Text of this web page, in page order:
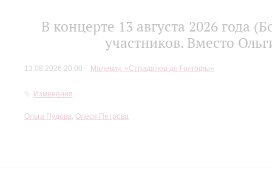
В концерте 13 августа 2026 года
участников. Вместо
13.08.2026 20:00 Малевич. «Страдалец до Голгофы»
Изменения
Ольга Пудова, Олеся Петрова